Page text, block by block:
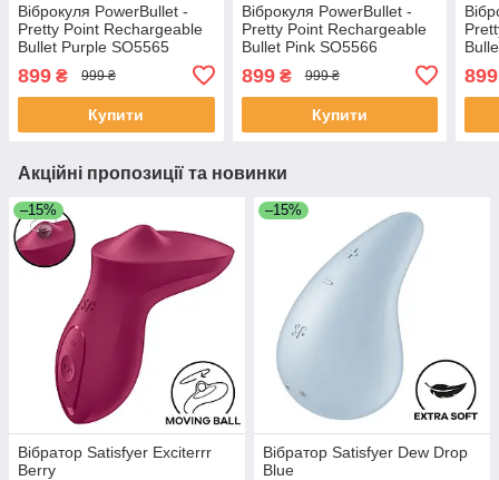
Віброкуля PowerBullet -
Pretty Point Rechargeable
Bullet Purple SO5565
899 ₴ 999 ₴
Купити
Віброкуля PowerBullet -
Pretty Point Rechargeable
Bullet Pink SO5566
899₴ 999 ₴
Купити
899
Акційні пропозиції та новинки
–15%
Вібратор Satisfyer Exciterrr
Berry
–15%
Вібратор Satisfyer Dew Drop
Blue